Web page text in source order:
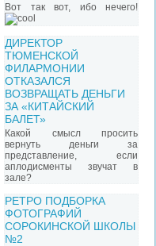
Вот так вот, ибо нечего!
ДИРЕКТОР
ТЮМЕНСКОЙ
ФИЛАРМОНИИ
ОТКАЗАЛСЯ
ВОЗВРАЩАТЬ ДЕНЬГИ
ЗА «КИТАЙСКИЙ
БАЛЕТ»
Какой смысл просить
вернуть деньги за
представление, если
аплодисменты звучат в
зале?
РЕТРО ПОДБОРКА
ФОТОГРАФИЙ
СОРОКИНСКОЙ ШКОЛЫ
№2